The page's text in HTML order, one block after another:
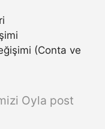
(Conta ve
Oyla post